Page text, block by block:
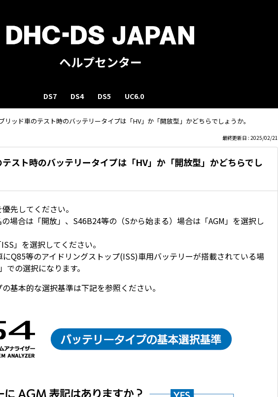
ヘルプセンター
DS7 DS4 DS5 UC6.0
リッド車のテスト時のバッテリータイプは「HV」か「開放型」かどちらでしょうか。
最終更新日 : 2025/02/21
スト時のバッテリータイプは「HV」か「開放型」かどちらでし
先してください。
場合は「開放」、S46B24等の（Sから始まる）場合は「AGM」を選択し
」を選択してください。
Q85等のアイドリングストップ(ISS)車用バッテリーが搭載されている場
での選択になります。
基本的な選択基準は下記を参照ください。